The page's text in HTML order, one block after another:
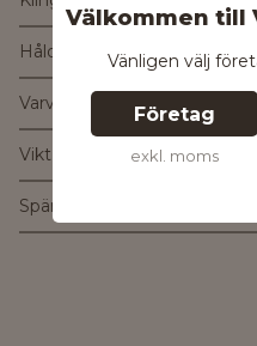
Välkommen till
Vänligen välj
Företag
exkl. moms
Håldiameter
Varvtal 3500
Vikt
Spänning